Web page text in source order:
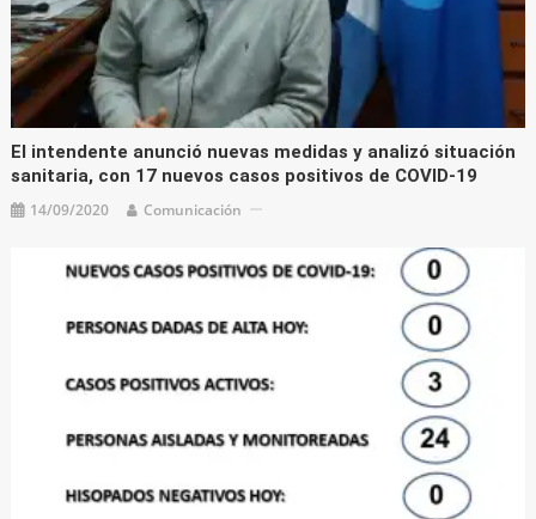
El intendente anunció nuevas medidas y analizó situación
sanitaria, con 17 nuevos casos positivos de COVID-19
14/09/2020 Comunicación